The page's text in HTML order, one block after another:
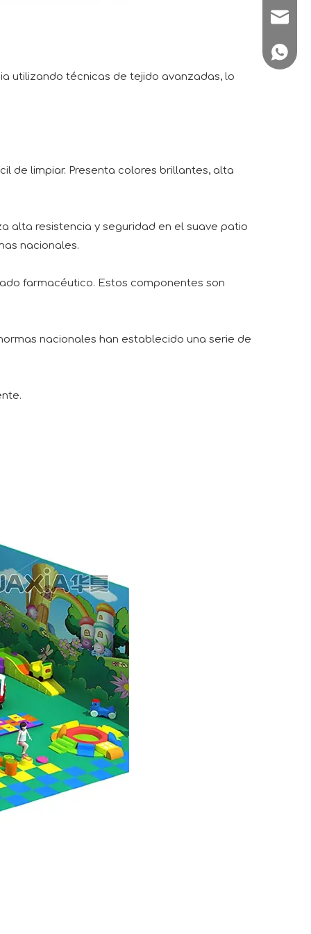
utilizando técnicas de tejido avanzadas, lo
de limpiar. Presenta colores brillantes, alta
alta resistencia y seguridad en el suave patio
nacionales.
farmacéutico. Estos componentes son
nacionales han establecido una serie de